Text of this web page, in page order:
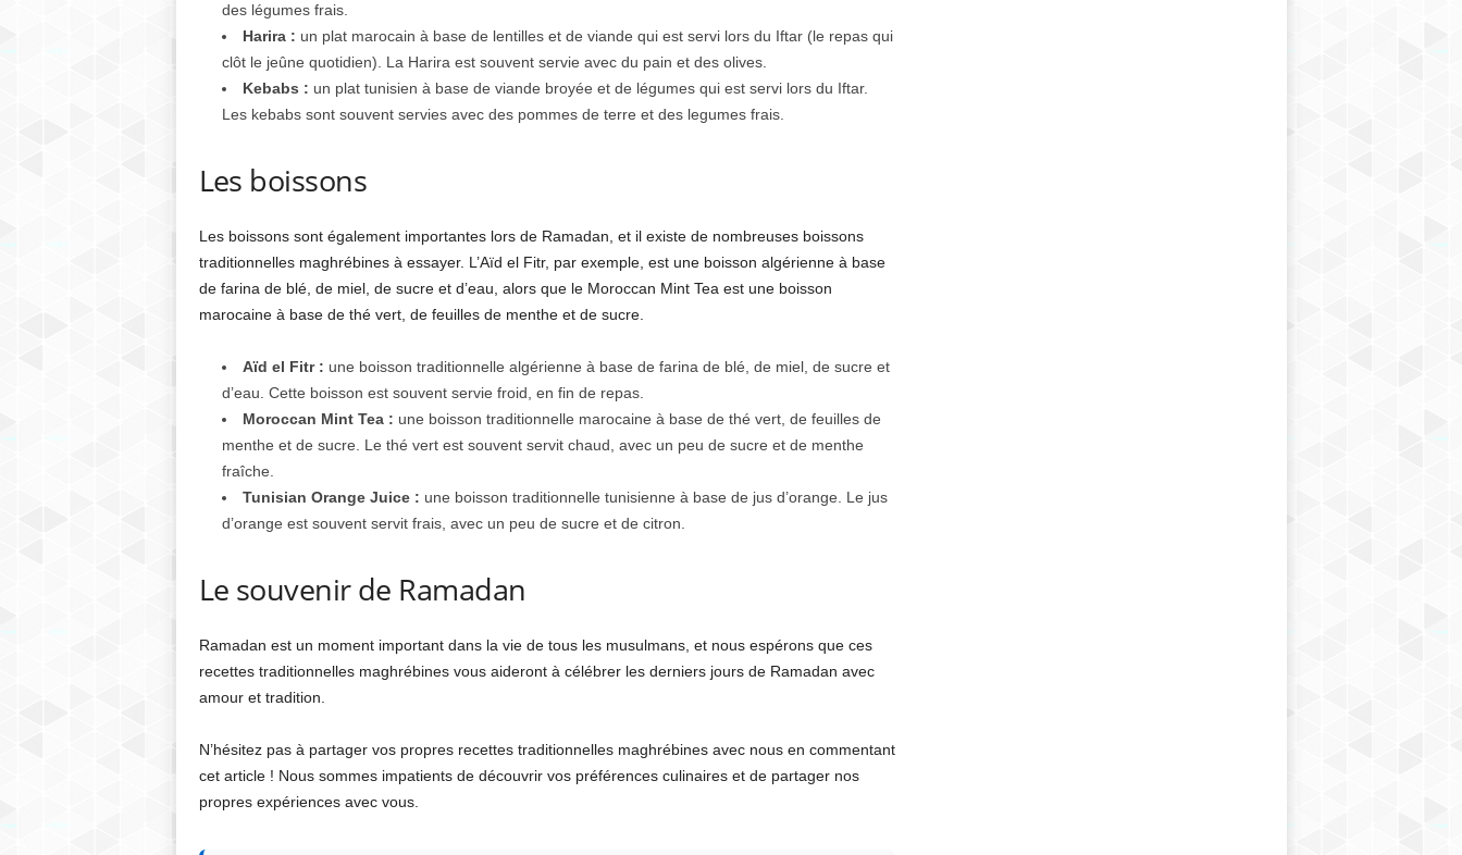
des légumes frais.
Harira : un plat marocain à base de lentilles et de viande qui est servi lors du Iftar (le repas qui
clôt le jeûne quotidien). La Harira est souvent servie avec du pain et des olives.
Kebabs : un plat tunisien à base de viande broyée et de légumes qui est servi lors du Iftar.
Les kebabs sont souvent servies avec des pommes de terre et des legumes frais.
Les boissons
Les boissons sont également importantes lors de Ramadan, et il existe de nombreuses boissons
traditionnelles maghrébines à essayer. L’Aïd el Fitr, par exemple, est une boisson algérienne à base
de farina de blé, de miel, de sucre et d’eau, alors que le Moroccan Mint Tea est une boisson
marocaine à base de thé vert, de feuilles de menthe et de sucre.
Aïd el Fitr : une boisson traditionnelle algérienne à base de farina de blé, de miel, de sucre et
d’eau. Cette boisson est souvent servie froid, en fin de repas.
Moroccan Mint Tea : une boisson traditionnelle marocaine à base de thé vert, de feuilles de
menthe et de sucre. Le thé vert est souvent servit chaud, avec un peu de sucre et de menthe
fraîche.
Tunisian Orange Juice : une boisson traditionnelle tunisienne à base de jus d’orange. Le jus
d’orange est souvent servit frais, avec un peu de sucre et de citron.
Le souvenir de Ramadan
Ramadan est un moment important dans la vie de tous les musulmans, et nous espérons que ces
recettes traditionnelles maghrébines vous aideront à célébrer les derniers jours de Ramadan avec
amour et tradition.
N’hésitez pas à partager vos propres recettes traditionnelles maghrébines avec nous en commentant
cet article ! Nous sommes impatients de découvrir vos préférences culinaires et de partager nos
propres expériences avec vous.